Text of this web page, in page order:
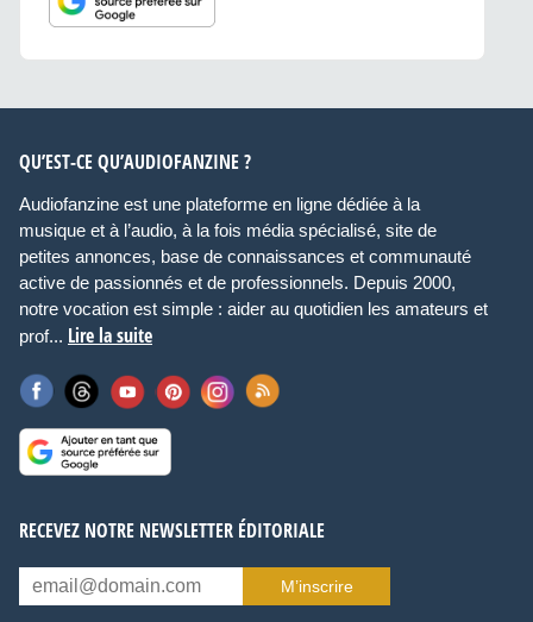
QU’EST-CE QU’AUDIOFANZINE ?
Audiofanzine est une plateforme en ligne dédiée à la
musique et à l’audio, à la fois média spécialisé, site de
petites annonces, base de connaissances et communauté
active de passionnés et de professionnels. Depuis 2000,
notre vocation est simple : aider au quotidien les amateurs et
prof... Lire la suite
RECEVEZ NOTRE NEWSLETTER ÉDITORIALE
M’inscrire